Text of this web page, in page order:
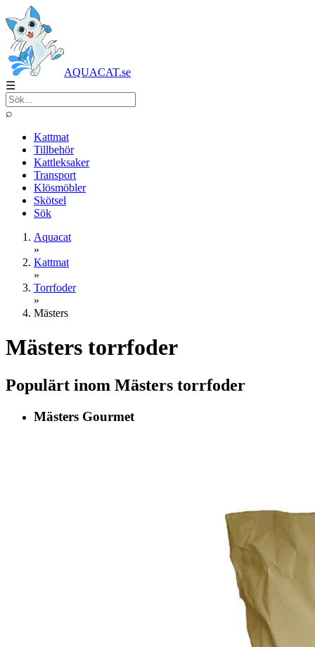
AQUACAT.se
☰
⌕
Kattmat
Tillbehör
Kattleksaker
Transport
Klösmöbler
Skötsel
Sök
Aquacat
»
Kattmat
»
Torrfoder
»
Mästers
Mästers torrfoder
Populärt inom Mästers torrfoder
Mästers Gourmet